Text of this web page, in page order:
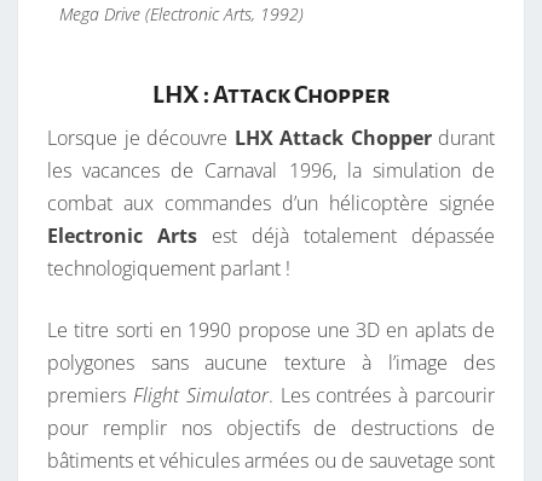
Mega Drive (Electronic Arts, 1992)
LHX : Attack Chopper
Lorsque je découvre LHX Attack Chopperdurant
les vacances de Carnaval 1996, la simulation de
combat aux commandes d’un hélicoptère signée
Electronic Arts est déjà totalement dépassée
technologiquement parlant !
Le titre sorti en 1990 propose une 3D en aplats de
polygones sans aucune texture à l’image des
premiers Flight Simulator. Les contrées à parcourir
pour remplir nos objectifs de destructions de
bâtiments et véhicules armées ou de sauvetage sont